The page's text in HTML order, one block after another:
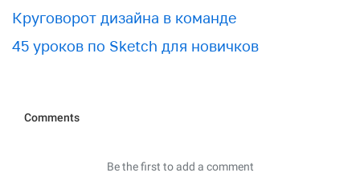
Круговорот дизайна в команде
45 уроков по Sketch для новичков